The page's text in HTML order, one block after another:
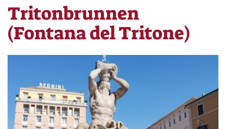
Tritonbrunnen
(Fontana del Tritone)